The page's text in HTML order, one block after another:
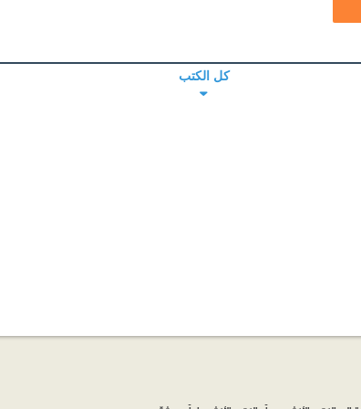
كل الكتب